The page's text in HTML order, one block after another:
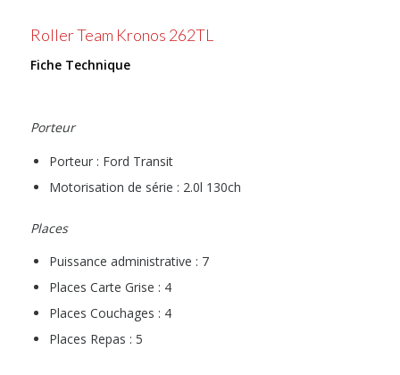
Roller Team Kronos 262TL
Fiche Technique
Porteur
Porteur : Ford Transit
Motorisation de série : 2.0l 130ch
Places
Puissance administrative : 7
Places Carte Grise : 4
Places Couchages : 4
Places Repas : 5